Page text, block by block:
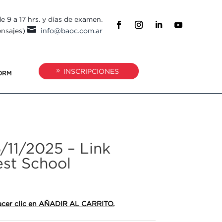
a 17 hrs. y días de examen.
 info@baoc.com.ar
INSCRIPCIONES
11/2025 – Link
School
clic en AÑADIR AL CARRITO.